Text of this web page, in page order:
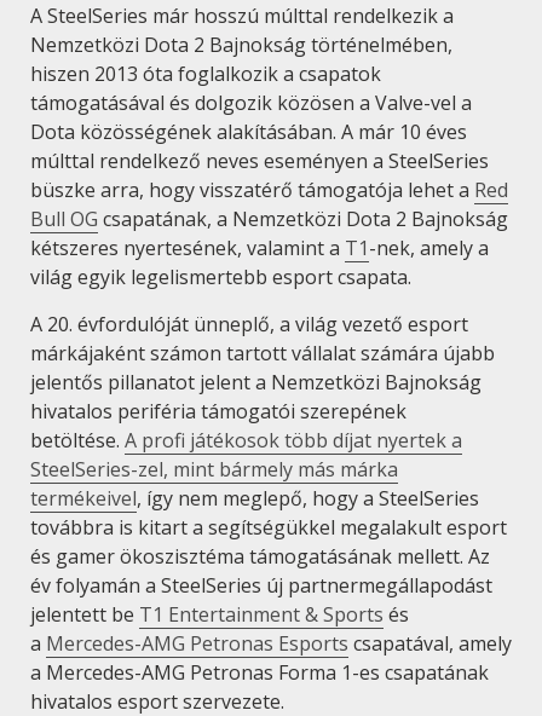
A SteelSeries már hosszú múlttal rendelkezik a
Nemzetközi Dota 2 Bajnokság történelmében,
hiszen 2013 óta foglalkozik a csapatok
támogatásával és dolgozik közösen a Valve-vel a
Dota közösségének alakításában. A már 10 éves
múlttal rendelkező neves eseményen a SteelSeries
büszke arra, hogy visszatérő támogatója lehet a Red
Bull OG csapatának, a Nemzetközi Dota 2 Bajnokság
kétszeres nyertesének, valamint a T1-nek, amely a
világ egyik legelismertebb esport csapata.
A 20. évfordulóját ünneplő, a világ vezető esport
márkájaként számon tartott vállalat számára újabb
jelentős pillanatot jelent a Nemzetközi Bajnokság
hivatalos periféria támogatói szerepének
betöltése. A profi játékosok több díjat nyertek a
SteelSeries-zel, mint bármely más márka
termékeivel, így nem meglepő, hogy a SteelSeries
továbbra is kitart a segítségükkel megalakult esport
és gamer ökoszisztéma támogatásának mellett. Az
év folyamán a SteelSeries új partnermegállapodást
jelentett be T1 Entertainment & Sports és
a Mercedes-AMG Petronas Esports csapatával, amely
a Mercedes-AMG Petronas Forma 1-es csapatának
hivatalos esport szervezete.